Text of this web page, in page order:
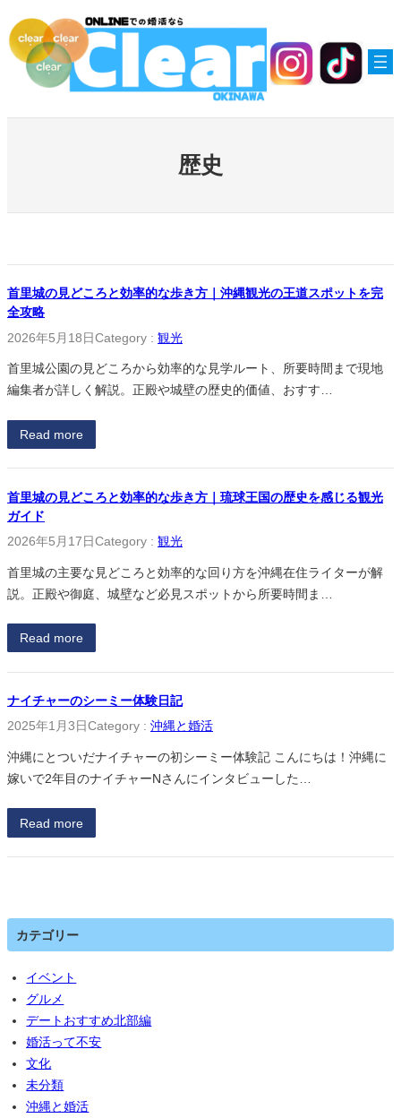
容
を
歴史
首里城の見どころと効率的な歩き方｜沖縄観光の王道スポットを完
全攻略
2026年5月18日Category : 観光
首里城公園の見どころから効率的な見学ルート、所要時間まで現地
編集者が詳しく解説。正殿や城壁の歴史的価値、おすす…
Read more
首里城の見どころと効率的な歩き方｜琉球王国の歴史を感じる観光
ガイド
2026年5月17日Category : 観光
首里城の主要な見どころと効率的な回り方を沖縄在住ライターが解
説。正殿や御庭、城壁など必見スポットから所要時間ま…
Read more
ナイチャーのシーミー体験日記
2025年1月3日Category : 沖縄と婚活
沖縄にとついだナイチャーの初シーミー体験記 こんにちは！沖縄に
嫁いで2年目のナイチャーNさんにインタビューした…
Read more
カテゴリー
イベント
グルメ
デートおすすめ北部編
婚活って不安
文化
未分類
沖縄と婚活